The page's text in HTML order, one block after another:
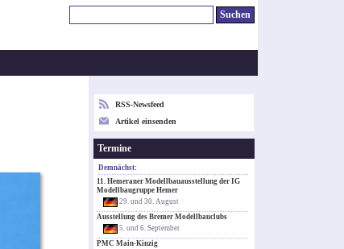
RSS-Newsfeed
Artikel einsenden
Termine
Demnächst:
11. Hemeraner Modellbauausstellung der IG
Modellbaugruppe Hemer
29. und 30. August
Ausstellung des Bremer Modellbauclubs
5. und 6. September
PMC Main-Kinzig